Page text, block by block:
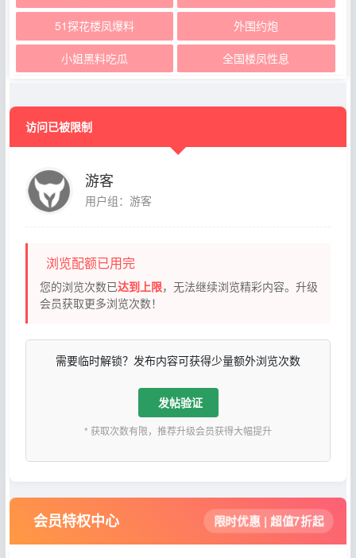
51探花楼凤爆料 外围约炮
小姐黑料吃瓜 全国楼凤性息
访问已被限制
游客
用户组：游客
浏览配额已用完
您的浏览次数已达到上限，无法继续浏览精彩内容。升级
会员获取更多浏览次数！
需要临时解锁？发布内容可获得少量额外浏览次数
发帖验证
* 获取次数有限，推荐升级会员获得大幅提升
会员特权中心 限时优惠 | 超值7折起